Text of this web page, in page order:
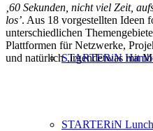
STARTERiN
STARTERiN Lunch
‚60 Sekunden, nicht viel Zeit,
los’. Aus 18 vorgestellten Ideen
unterschiedlichen
Plattformen für Netzwerke,
und natürlich ‚irgendetwas mit